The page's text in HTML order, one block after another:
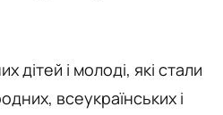
дітей і молоді, які стали
всеукраїнських і